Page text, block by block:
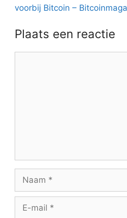
voorbij Bitcoin –
Plaats een reactie
Naam